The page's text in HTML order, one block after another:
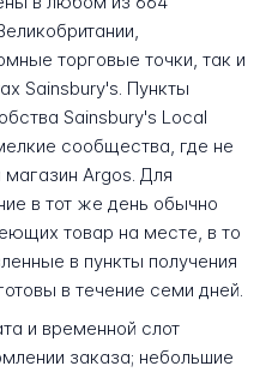
торговые точки, так и
Sainsbury's. Пункты
Sainsbury's Local
сообщества, где не
Argos. Для
в тот же день обычно
товар на месте, в то
в пункты получения
в течение семи дней.
и временной слот
заказа; небольшие